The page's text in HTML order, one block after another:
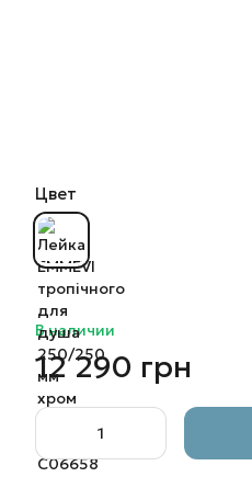
Цвет
В наличии
12 290 грн